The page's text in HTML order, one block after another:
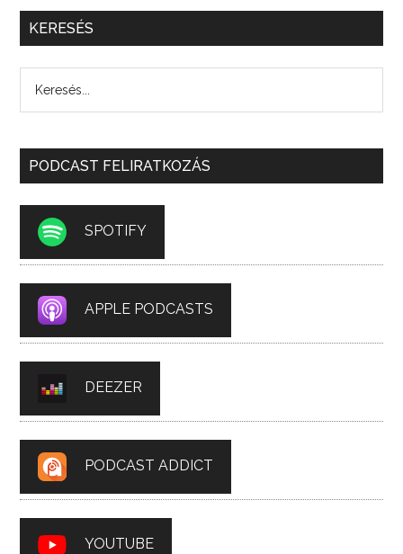
KERESÉS
PODCAST FELIRATKOZÁS
SPOTIFY
APPLE PODCASTS
DEEZER
PODCAST ADDICT
YOUTUBE